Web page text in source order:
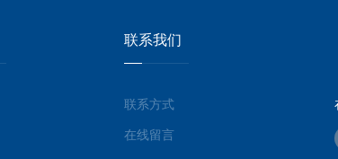
联系我们
联系方式
在线留言